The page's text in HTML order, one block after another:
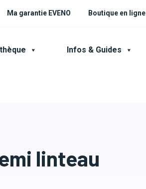
Ma garantie EVENO Boutique en ligne
Infos & Guides
linteau